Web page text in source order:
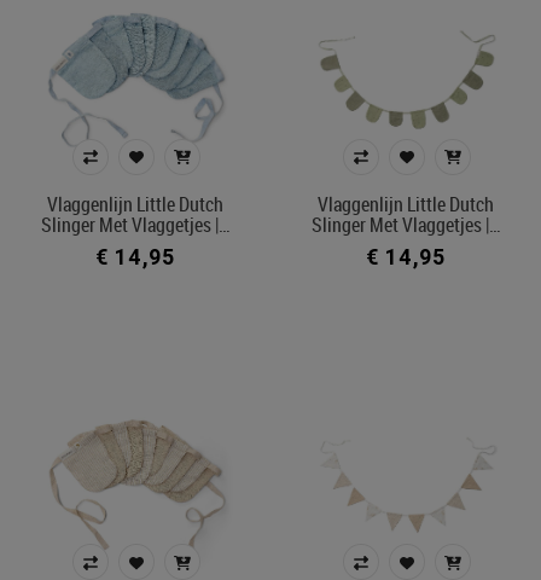
In voorraad
Belgisch product
Filters toepassen
Vlaggenlijn Little Dutch
Slinger Met Vlaggetjes |…
€ 14,95
Vlaggenlijn Little Dutch
Slinger Met Vlaggetjes |…
€ 14,95